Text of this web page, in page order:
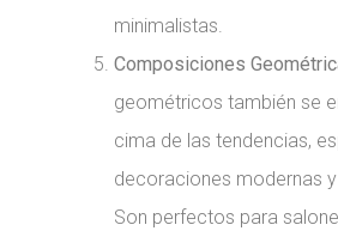
minimalistas.
Composiciones
geométricos también se
cima de las tendencias,
decoraciones modernas
Son perfectos para